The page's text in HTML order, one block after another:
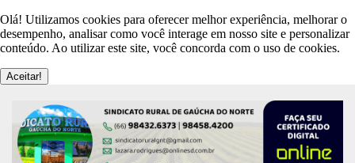
Olá! Utilizamos cookies para oferecer melhor experiência, melhorar o
desempenho, analisar como você interage em nosso site e personalizar
conteúdo. Ao utilizar este site, você concorda com o uso de cookies.
Aceitar!